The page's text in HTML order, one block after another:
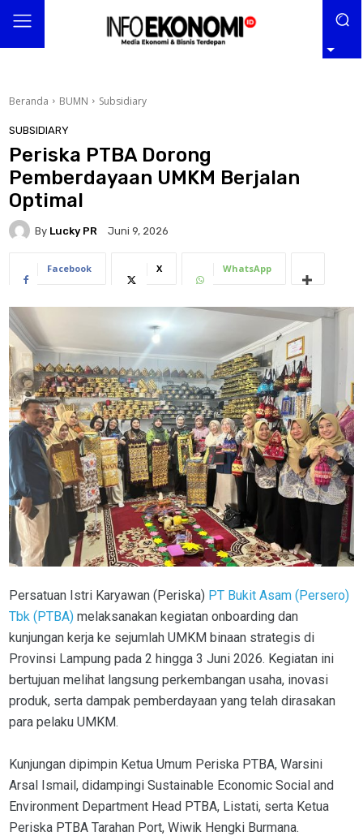
Beranda BUMN Subsidiary
SUBSIDIARY
Periska PTBA Dorong
Pemberdayaan UMKM Berjalan
Optimal
By Lucky PR Juni 9, 2026
Facebook X WhatsApp
Persatuan Istri Karyawan (Periska) PT Bukit Asam (Persero)
Tbk (PTBA) melaksanakan kegiatan onboarding dan
kunjungan kerja ke sejumlah UMKM binaan strategis di
Provinsi Lampung pada 2 hingga 3 Juni 2026. Kegiatan ini
bertujuan melihat langsung perkembangan usaha, inovasi
produk, serta dampak pemberdayaan yang telah dirasakan
para pelaku UMKM.
Kunjungan dipimpin Ketua Umum Periska PTBA, Warsini
Arsal Ismail, didampingi Sustainable Economic Social and
Environment Department Head PTBA, Listati, serta Ketua
Periska PTBA Tarahan Port, Wiwik Hengki Burmana.